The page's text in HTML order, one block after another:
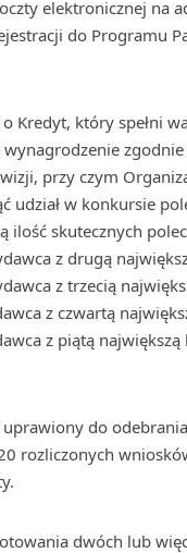
elektronicznej na
do Programu
Kredyt, który spełni
zgodnie
przy czym
udział w konkursie
ilość skutecznych
z drugą
z trzecią
z czwartą
z piątą największą
uprawiony do
rozliczonych
dwóch lub